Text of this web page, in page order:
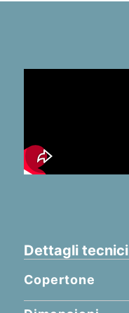
Dettagli tecnici
Copertone